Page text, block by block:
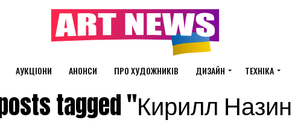
АУКЦІОНИ АНОНСИ ПРО ХУДОЖНИКІВ ДИЗАЙН ТЕХНІКА
tagged "Кирилл